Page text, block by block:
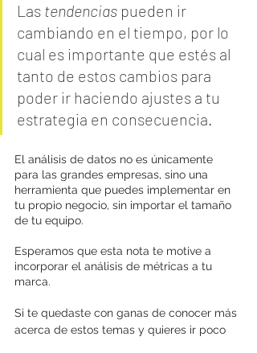
Las tendencias pueden ir
cambiando en el tiempo, por lo
cual es importante que estés al
tanto de estos cambios para
poder ir haciendo ajustes a tu
estrategia en consecuencia.
El análisis de datos no es únicamente
para las grandes empresas, sino una
herramienta que puedes implementar en
tu propio negocio, sin importar el tamaño
de tu equipo.
Esperamos que esta nota te motive a
incorporar el análisis de métricas a tu
marca.
Si te quedaste con ganas de conocer más
acerca de estos temas y quieres ir poco